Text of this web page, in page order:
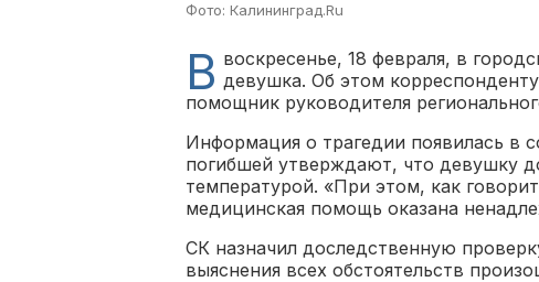
Фото: Калининград.Ru
В воскресенье, 18 февраля, в
девушка. Об этом
помощник руководителя
Информация о трагедии появилась в
погибшей утверждают, что девушку
температурой. «При этом, как
медицинская помощь оказана
СК назначил доследственную
выяснения всех обстоятельств